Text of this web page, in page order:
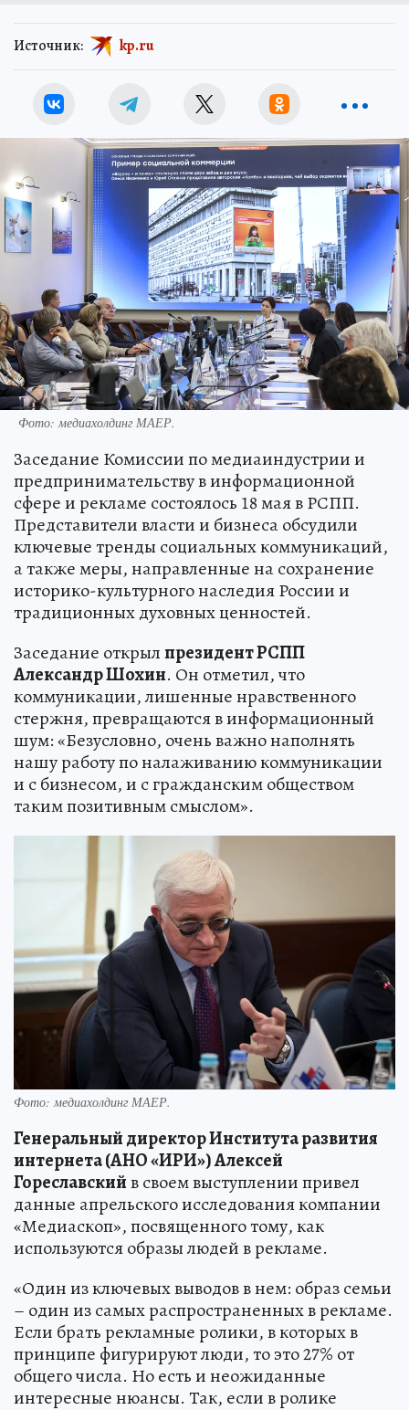
Источник: kp.ru
Фото: медиахолдинг МАЕР.
Заседание Комиссии по медиаиндустрии и
предпринимательству в информационной
сфере и рекламе состоялось 18 мая в РСПП.
Представители власти и бизнеса обсудили
ключевые тренды социальных коммуникаций,
а также меры, направленные на сохранение
историко-культурного наследия России и
традиционных духовных ценностей.
Заседание открылпрезидент РСПП
Александр Шохин. Он отметил, что
коммуникации, лишенные нравственного
стержня, превращаются в информационный
шум: «Безусловно, очень важно наполнять
нашу работу по налаживанию коммуникации
и с бизнесом, и с гражданским обществом
таким позитивным смыслом».
Фото: медиахолдинг МАЕР.
Генеральный директор Института развития
интернета (АНО «ИРИ») Алексей
Гореславскийв своем выступлении привел
данные апрельского исследования компании
«Медиаскоп», посвященного тому, как
используются образы людей в рекламе.
«Один из ключевых выводов в нем: образ семьи
– один из самых распространенных в рекламе.
Если брать рекламные ролики, в которых в
принципе фигурируют люди, то это 27% от
общего числа. Но есть и неожиданные
интересные нюансы. Так, если в ролике